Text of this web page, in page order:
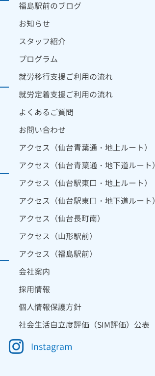
福島駅前のブログ
お知らせ
スタッフ紹介
プログラム
就労移行支援ご利用の流れ
就労定着支援ご利用の流れ
よくあるご質問
お問い合わせ
アクセス（仙台青葉通・地上ルート）
アクセス（仙台青葉通・地下道ルート）
アクセス（仙台駅東口・地上ルート）
アクセス（仙台駅東口・地下道ルート）
アクセス（仙台長町南）
アクセス（山形駅前）
アクセス（福島駅前）
会社案内
採用情報
個人情報保護方針
社会生活自立度評価（SIM評価）公表
Instagram